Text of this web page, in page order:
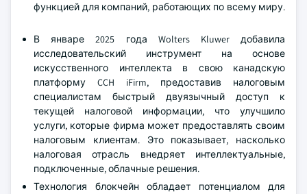
функцией для компаний, работающих по всему миру.
В январе 2025 года Wolters Kluwer добавила
исследовательский инструмент на основе
искусственного интеллекта в свою канадскую
платформу CCH iFirm, предоставив налоговым
специалистам быстрый двуязычный доступ к
текущей налоговой информации, что улучшило
услуги, которые фирма может предоставлять своим
налоговым клиентам. Это показывает, насколько
налоговая отрасль внедряет интеллектуальные,
подключенные, облачные решения.
Технология блокчейн обладает потенциалом для